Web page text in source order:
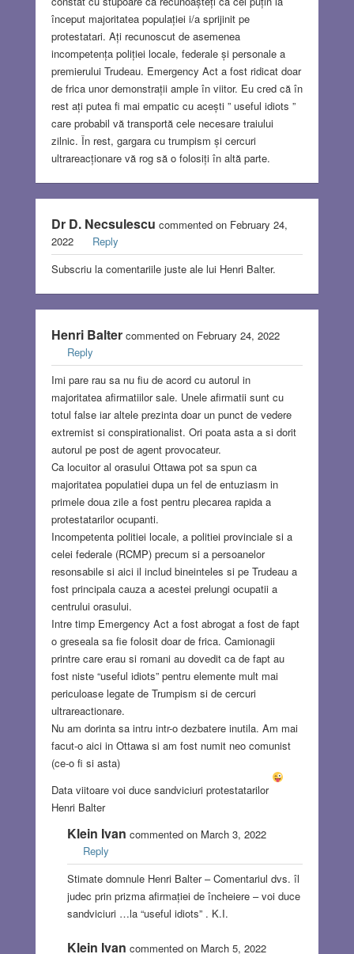
început majoritatea populației i/a sprijinit pe
protestatari. Ați recunoscut de asemenea
incompetența poliției locale, federale și personale a
premierului Trudeau. Emergency Act a fost ridicat doar
de frica unor demonstrații ample în viitor. Eu cred că în
rest ați putea fi mai empatic cu acești ” useful idiots ”
care probabil vă transportă cele necesare traiului
zilnic. În rest, gargara cu trumpism și cercuri
ultrareacționare vă rog să o folosiți în altă parte.
Dr D. Necsulescu commented on February 24,
2022
Reply
Subscriu la comentariile juste ale lui Henri Balter.
Henri Baltercommented on February 24, 2022
Reply
Imi pare rau sa nu fiu de acord cu autorul in
majoritatea afirmatiilor sale. Unele afirmatii sunt cu
totul false iar altele prezinta doar un punct de vedere
extremist si conspirationalist. Ori poata asta a si dorit
autorul pe post de agent provocateur.
Ca locuitor al orasului Ottawa pot sa spun ca
majoritatea populatiei dupa un fel de entuziasm in
primele doua zile a fost pentru plecarea rapida a
protestatarilor ocupanti.
Incompetenta politiei locale, a politiei provinciale si a
celei federale (RCMP) precum si a persoanelor
resonsabile si aici il includ bineinteles si pe Trudeau a
fost principala cauza a acestei prelungi ocupatii a
centrului orasului.
Intre timp Emergency Act a fost abrogat a fost de fapt
o greseala sa fie folosit doar de frica. Camionagii
printre care erau si romani au dovedit ca de fapt au
fost niste “useful idiots” pentru elemente mult mai
periculoase legate de Trumpism si de cercuri
ultrareactionare.
Nu am dorinta sa intru intr-o dezbatere inutila. Am mai
facut-o aici in Ottawa si am fost numit neo comunist
(ce-o fi si asta)
Data viitoare voi duce sandviciuri protestatarilor
Henri Balter
Klein Ivan commented on March 3, 2022
Reply
Stimate domnule Henri Balter – Comentariul dvs. îl
judec prin prizma afirmației de încheiere – voi duce
sandviciuri …la “useful idiots” . K.I.
Klein Ivan commented on March 5, 2022